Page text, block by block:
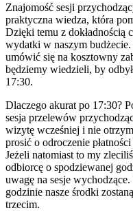
Znajomość sesji
praktyczna wiedza, która
Dzięki temu z dokładnością
wydatki w naszym
umówić się na kosztowny
będziemy wiedzieli, by
17:30.
Dlaczego akurat po 17:30?
sesja przelewów
wizytę wcześniej i nie
prosić o odroczenie
Jeżeli natomiast to my
odbiorcę o spodziewanej
uwagę na sesje
godzinie nasze środki
trzecim.